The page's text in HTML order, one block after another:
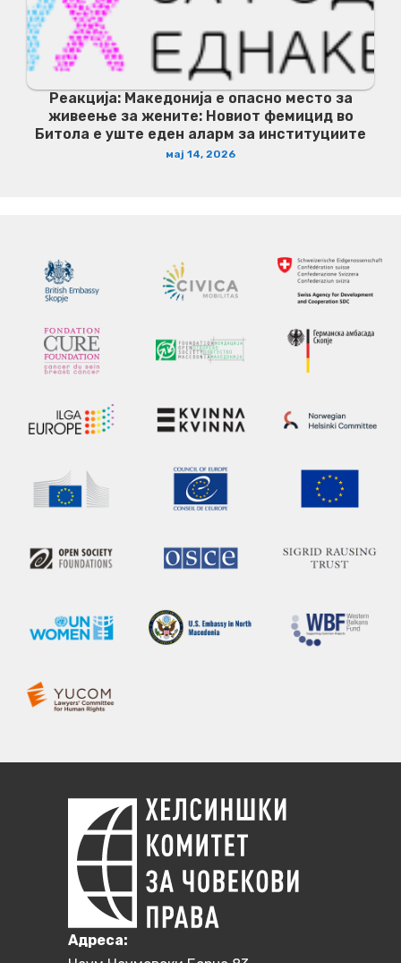
Реакција: Македонија е опасно место за
живеење за жените: Новиот фемицид во
Битола е уште еден аларм за институциите
мај 14, 2026
Aдреса: